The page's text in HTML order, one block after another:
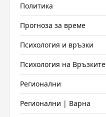
Политика
Прогноза за време
Психология и връзки
Психология на Връзките
Регионални
Регионални | Варна